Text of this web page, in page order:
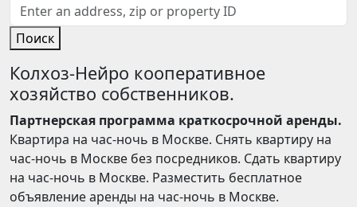
Поиск
Колхоз-Нейро кооперативное
хозяйство собственников.
Партнерская программа краткосрочной аренды.
Квартира на час-ночь в Москве. Снять квартиру на
час-ночь в Москве без посредников. Сдать квартиру
на час-ночь в Москве. Разместить бесплатное
объявление аренды на час-ночь в Москве.